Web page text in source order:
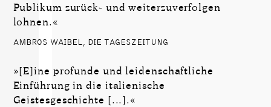
Publikum zurück- und weiterzuverfolgen
lohnen.«
AMBROS WAIBEL, DIE TAGESZEITUNG
»[E]ine profunde und leidenschaftliche
Einführung in die italienische
Geistesgeschichte [...].«